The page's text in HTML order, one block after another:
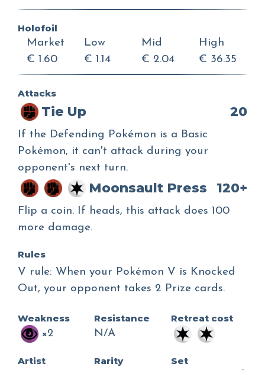
Holofoil
Market
€ 1.60
Low
€ 1.14
Mid
€ 2.04
High
€ 36.35
Attacks
Tie Up 20
If the Defending Pokémon is a Basic
Pokémon, it can't attack during your
opponent's next turn.
Moonsault Press 120+
Flip a coin. If heads, this attack does 100
more damage.
Rules
V rule: When your Pokémon V is Knocked
Out, your opponent takes 2 Prize cards.
Weakness
×2
Resistance
N/A
Retreat cost
Artist
Rarity
Set